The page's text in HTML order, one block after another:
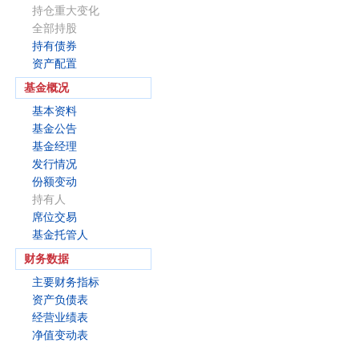
持仓重大变化
全部持股
持有债券
资产配置
基金概况
基本资料
基金公告
基金经理
发行情况
份额变动
持有人
席位交易
基金托管人
财务数据
主要财务指标
资产负债表
经营业绩表
净值变动表